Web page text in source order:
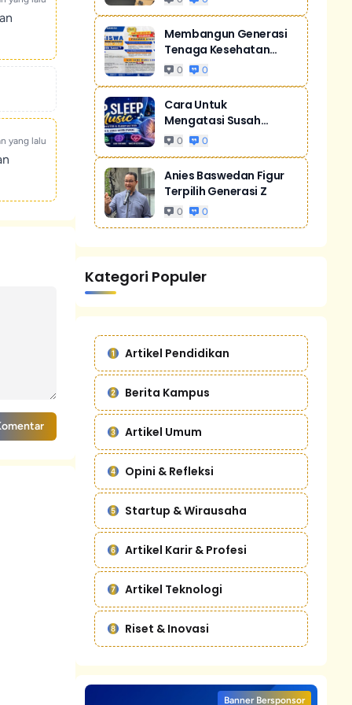
yang lalu
Membangun Generasi
Tenaga Kesehatan
Unggul Dan Men...
0 0
Cara Untuk
Mengatasi Susah
Tidur Akibat Stres
0 0
Anies Baswedan Figur
Terpilih Generasi Z
0 0
Kategori Populer
Artikel Pendidikan
Berita Kampus
Artikel Umum
Opini & Refleksi
Startup & Wirausaha
Artikel Karir & Profesi
Artikel Teknologi
Riset & Inovasi
Banner Bersponsor